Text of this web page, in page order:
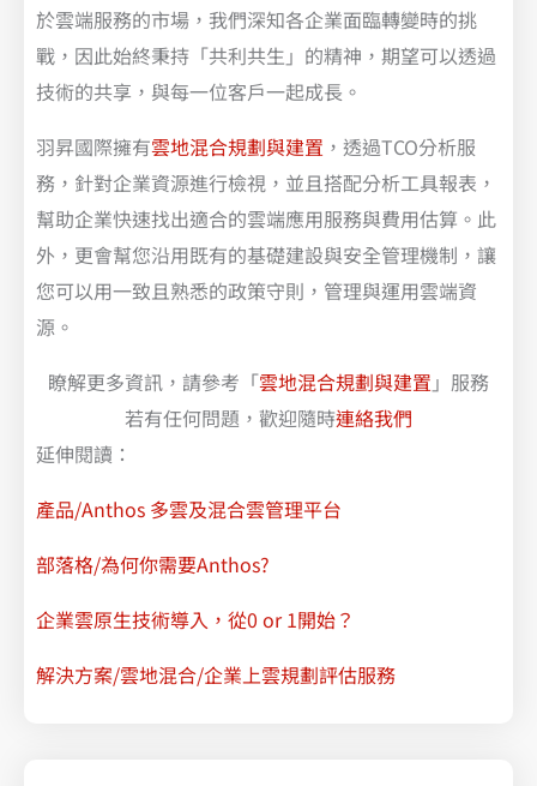
於雲端服務的市場，我們深知各企業面臨轉變時的挑
戰，因此始終秉持「共利共生」的精神，期望可以透過
技術的共享，與每一位客戶一起成長。
羽昇國際擁有雲地混合規劃與建置 ，透過TCO分析服
務，針對企業資源進行檢視，並且搭配分析工具報表，
幫助企業快速找出適合的雲端應用服務與費用估算。此
外，更會幫您沿用既有的基礎建設與安全管理機制，讓
您可以用一致且熟悉的政策守則，管理與運用雲端資
源。
瞭解更多資訊，請參考「雲地混合規劃與建置 」服務
若有任何問題，歡迎隨時連絡我們
延伸閱讀：
產品/Anthos 多雲及混合雲管理平台
部落格/為何你需要Anthos?
企業雲原生技術導入，從0 or 1開始？
解決方案/雲地混合/企業上雲規劃評估服務